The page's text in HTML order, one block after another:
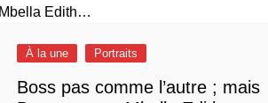
À la une Portraits
Boss pas comme l’autre ; mais